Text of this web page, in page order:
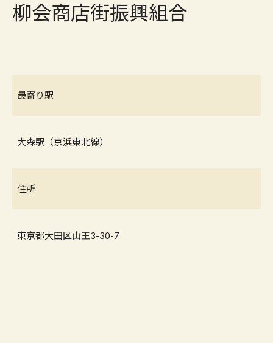
柳会商店街振興組合
最寄り駅
大森駅（京浜東北線）
住所
東京都大田区山王3-30-7